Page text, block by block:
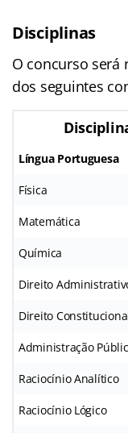
Disciplinas
O concurso será
dos seguintes
Língua Portuguesa
Física
Matemática
Química
Direito
Direito
Administração
Raciocínio Analítico
Raciocínio Lógico